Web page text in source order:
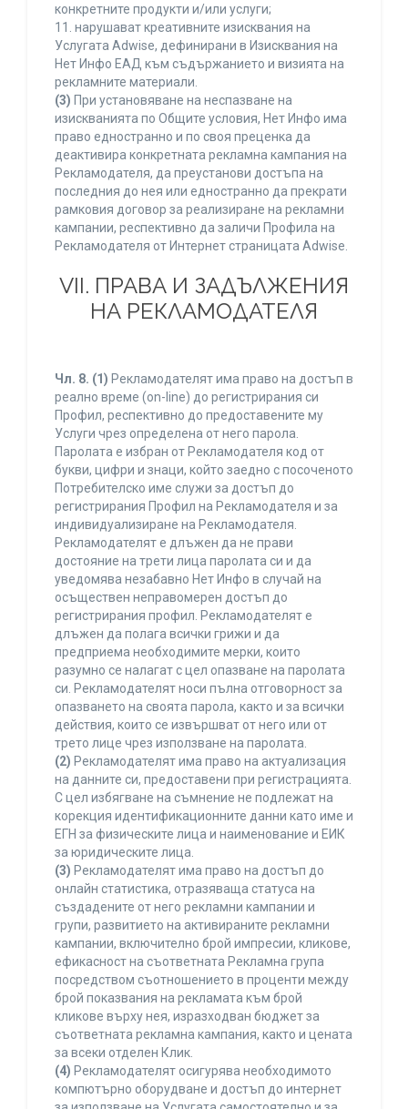
конкретните продукти и/или услуги;
11. нарушават креативните изисквания на
Услугата Adwise, дефинирани в Изисквания на
Нет Инфо ЕАД към съдържанието и визията на
рекламните материали.
(3) При установяване на неспазване на
изискванията по Общите условия, Нет Инфо има
право едностранно и по своя преценка да
деактивира конкретната рекламна кампания на
Рекламодателя, да преустанови достъпа на
последния до нея или едностранно да прекрати
рамковия договор за реализиране на рекламни
кампании, респективно да заличи Профила на
Рекламодателя от Интернет страницата Adwise.
VII. ПРАВА И ЗАДЪЛЖЕНИЯ
НА РЕКЛАМОДАТЕЛЯ
Чл. 8. (1) Рекламодателят има право на достъп в
реално време (on-line) до регистрирания си
Профил, респективно до предоставените му
Услуги чрез определена от него парола.
Паролата е избран от Рекламодателя код от
букви, цифри и знаци, който заедно с посоченото
Потребителско име служи за достъп до
регистрирания Профил на Рекламодателя и за
индивидуализиране на Рекламодателя.
Рекламодателят е длъжен да не прави
достояние на трети лица паролата си и да
уведомява незабавно Нет Инфо в случай на
осъществен неправомерен достъп до
регистрирания профил. Рекламодателят е
длъжен да полага всички грижи и да
предприема необходимите мерки, които
разумно се налагат с цел опазване на паролата
си. Рекламодателят носи пълна отговорност за
опазването на своята парола, както и за всички
действия, които се извършват от него или от
трето лице чрез използване на паролата.
(2) Рекламодателят има право на актуализация
на данните си, предоставени при регистрацията.
С цел избягване на съмнение не подлежат на
корекция идентификационните данни като име и
ЕГН за физическите лица и наименование и ЕИК
за юридическите лица.
(3) Рекламодателят има право на достъп до
онлайн статистика, отразяваща статуса на
създадените от него рекламни кампании и
групи, развитието на активираните рекламни
кампании, включително брой импресии, кликове,
ефикасност на съответната Рекламна група
посредством съотношението в проценти между
брой показвания на рекламата към брой
кликове върху нея, изразходван бюджет за
съответната рекламна кампания, както и цената
за всеки отделен Клик.
(4) Рекламодателят осигурява необходимото
компютърно оборудване и достъп до интернет